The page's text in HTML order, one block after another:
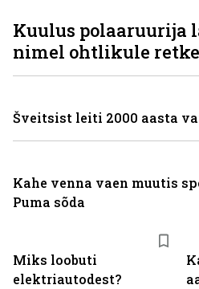
Miks loobuti
elektriautodest?
Kuulus polaaruurija
nimel ohtlikule
Šveitsist leiti 2000 aasta
Kahe venna vaen muutis
Puma sõda